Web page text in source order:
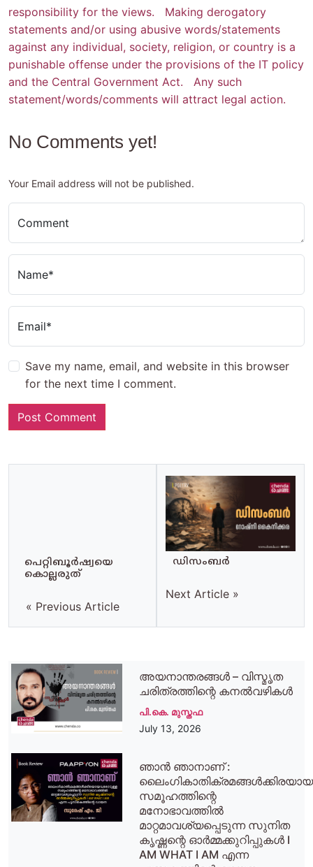
responsibility for the views. Making derogatory
statements and/or using abusive words/statements
against any individual, society, religion, or country is a
punishable offense under the provisions of the IT policy
and the Central Government Act. Any such
statement/words/comments will attract legal action.
No Comments yet!
Your Email address will not be published.
Comment
Name*
Email*
Save my name, email, and website in this browser
for the next time I comment.
പെറ്റിബൂര്‍ഷ്വയെ
കൊല്ലരുത്
« Previous Article
ഡിസംബർ
Next Article »
അയനാന്തരങ്ങൾ – വിസ്മൃത
ചരിത്രത്തിന്റെ കനൽവഴികൾ
പി.കെ. മുസ്തഫ
July 13, 2026
ഞാന്‍ ഞാനാണ് :
സമൂഹത്തിന്റെ
മനോഭാവത്തില്‍
മാറ്റമാവശ്യപ്പെടുന്ന സുനിത
കൃഷ്ണന്റെ ഓര്‍മ്മക്കുറിപ്പുകള്‍ I
AM WHAT I AM എന്ന